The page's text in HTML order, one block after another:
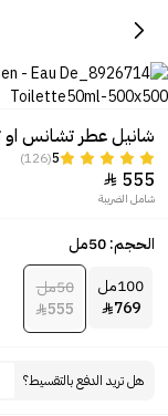
شانيل عطر تشانس او
5
(126)
555

شامل الضريبة
الحجم: 50مل
100مل
769

50مل
555

هل تريد الدفع بالتقسيط؟